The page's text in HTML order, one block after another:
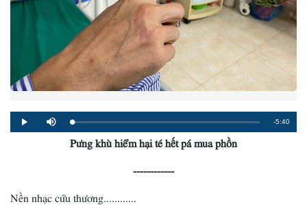
Play Mute Loaded:
0%
Progress:
0%
Remaining
-5:40
Pưng khù hiểm hại té hết pá mua phồn
------------
Nền nhạc cứu thương............